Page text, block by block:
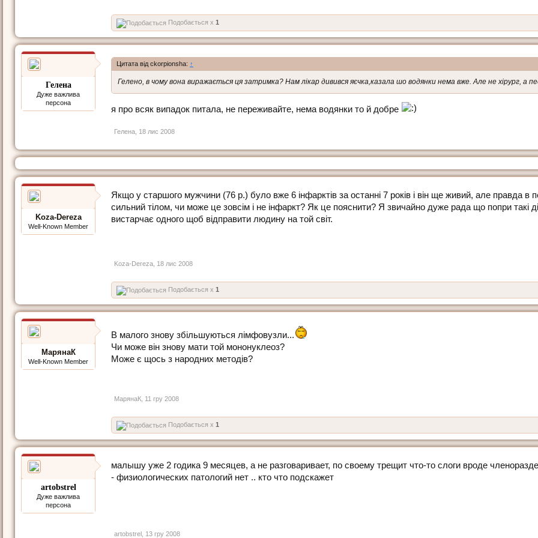
Подобається x 1
Гелена
Дуже важлива
персона
Цитата від ckorpionsha: ↑
Гелено, в чому вона виражається ця затримка? Нам лікар дивився яєчка,казала шо водянки нема вже. Але не хірург, а
я про всяк випадок питала, не переживайте, нема водянки то й добре
Гелена 18 лис 2008
Koza-Dereza
Well-Known Member
Якщо у старшого мужчини (76 р.) було вже 6 iнфарктiв за останнi 7 рокiв i вiн ще живий, але правда в
сильний тiлом, чи може це зовсiм i не iнфаркт? Як це пояснити? Я звичайно дуже рада що попри такi
вистарчає одного щоб вiдправити людину на той свiт.
Koza-Dereza 18 лис 2008
Подобається x 1
МарянаК
Well-Known Member
В малого знову збільшуються лімфовузли...
Чи може він знову мати той мононуклеоз?
Може є щось з народних методів?
МарянаК 11 гру 2008
Подобається x 1
artobstrel
Дуже важлива
персона
малышу уже 2 годика 9 месяцев, а не разговаривает, по своему трещит что-то слоги вроде
- физиологических патологий нет .. кто что подскажет
artobstrel 13 гру 2008